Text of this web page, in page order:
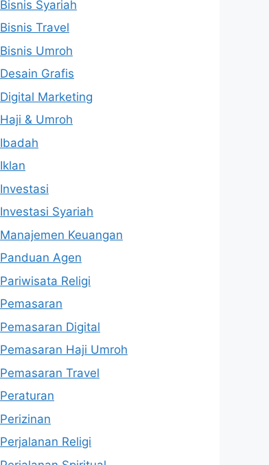
Bisnis Syariah
Bisnis Travel
Bisnis Umroh
Desain Grafis
Digital Marketing
Haji & Umroh
Ibadah
Iklan
Investasi
Investasi Syariah
Manajemen Keuangan
Panduan Agen
Pariwisata Religi
Pemasaran
Pemasaran Digital
Pemasaran Haji Umroh
Pemasaran Travel
Peraturan
Perizinan
Perjalanan Religi